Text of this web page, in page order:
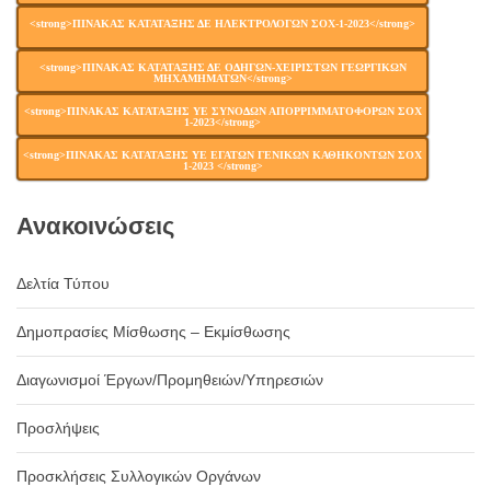
<strong>ΠΙΝΑΚΑΣ ΚΑΤΑΤΑΞΗΣ ΔΕ ΗΛΕΚΤΡΟΛΟΓΩΝ ΣΟΧ-1-2023</strong>
<strong>ΠΙΝΑΚΑΣ ΚΑΤΑΤΑΞΗΣ ΔΕ ΟΔΗΓΩΝ-ΧΕΙΡΙΣΤΩΝ ΓΕΩΡΓΙΚΩΝ
ΜΗΧΑΜΗΜΑΤΩΝ</strong>
<strong>ΠΙΝΑΚΑΣ ΚΑΤΑΤΑΞΗΣ ΥΕ ΣΥΝΟΔΩΝ ΑΠΟΡΡΙΜΜΑΤΟΦΟΡΩΝ ΣΟΧ
1-2023</strong>
<strong>ΠΙΝΑΚΑΣ ΚΑΤΑΤΑΞΗΣ ΥΕ ΕΓΑΤΩΝ ΓΕΝΙΚΩΝ ΚΑΘΗΚΟΝΤΩΝ ΣΟΧ
1-2023 </strong>
Ανακοινώσεις
Δελτία Τύπου
Δημοπρασίες Μίσθωσης – Εκμίσθωσης
Διαγωνισμοί Έργων/Προμηθειών/Υπηρεσιών
Προσλήψεις
Προσκλήσεις Συλλογικών Οργάνων